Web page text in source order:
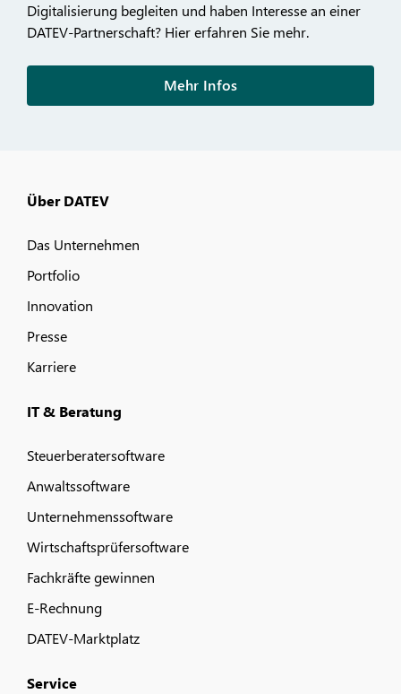
Digitalisierung begleiten und haben Interesse an einer
DATEV-Partnerschaft? Hier erfahren Sie mehr.
Mehr Infos
Über DATEV
Das Unternehmen
Portfolio
Innovation
Presse
Karriere
IT & Beratung
Steuerberatersoftware
Anwaltssoftware
Unternehmenssoftware
Wirtschaftsprüfersoftware
Fachkräfte gewinnen
E-Rechnung
DATEV-Marktplatz
Service